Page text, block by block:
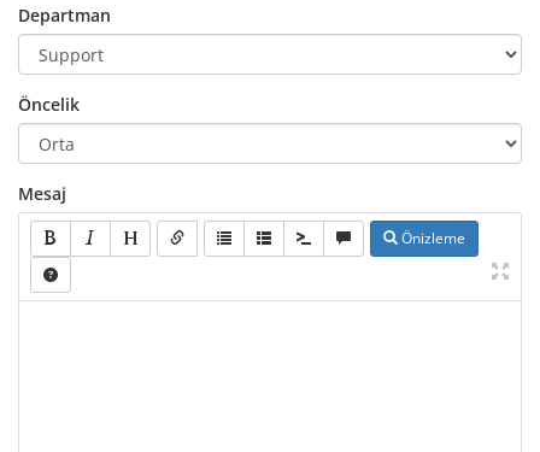
Departman
Öncelik
Mesaj
Önizleme